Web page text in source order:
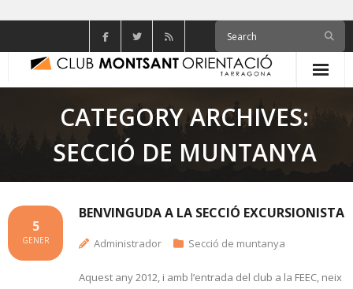
content
CATEGORY ARCHIVES:
SECCIÓ DE MUNTANYA
BENVINGUDA A LA SECCIÓ EXCURSIONISTA
5
GENER Administrador Secció de muntanya
Aquest any 2012, i amb l’entrada del club a la FEEC, neix